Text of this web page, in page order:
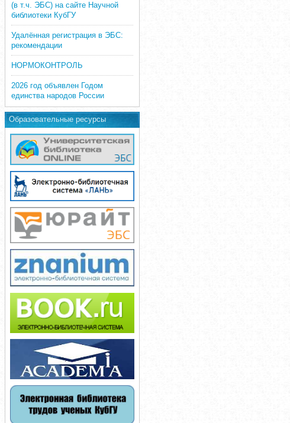
(в т.ч. ЭБС) на сайте Научной
библиотеки КубГУ
Удалённая регистрация в ЭБС:
рекомендации
НОРМОКОНТРОЛЬ
2026 год объявлен Годом
единства народов России
Образовательные ресурсы